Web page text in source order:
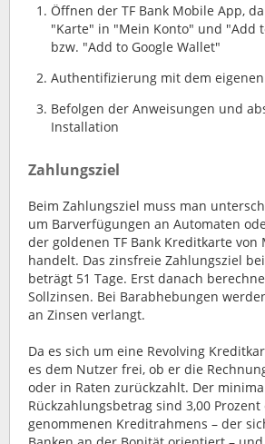
Öffnen der TF Bank Mobile App,
"Karte" in "Mein Konto" und "Add
bzw. "Add to Google Wallet"
Authentifizierung mit dem
Befolgen der Anweisungen und
Installation
Zahlungsziel
Beim Zahlungsziel muss man
um Barverfügungen an Automaten
der goldenen TF Bank Kreditkarte von
handelt. Das zinsfreie Zahlungsziel
beträgt 51 Tage. Erst danach
Sollzinsen. Bei Barabhebungen
an Zinsen verlangt.
Da es sich um eine Revolving
es dem Nutzer frei, ob er die
oder in Raten zurückzahlt. Der
Rückzahlungsbetrag sind 3,00
genommenen Kreditrahmens – der